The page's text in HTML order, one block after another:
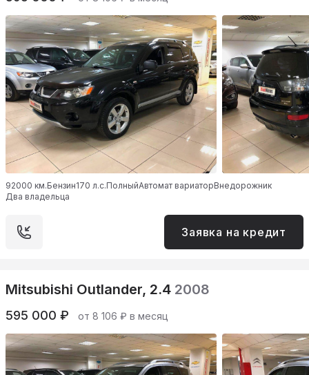
92000 км.Бензин170 л.с.ПолныйАвтомат вариаторВнедорожник
Два владельца
Заявка на кредит
Mitsubishi Outlander, 2.4 2008
595 000 ₽ от 8 106 ₽ в месяц